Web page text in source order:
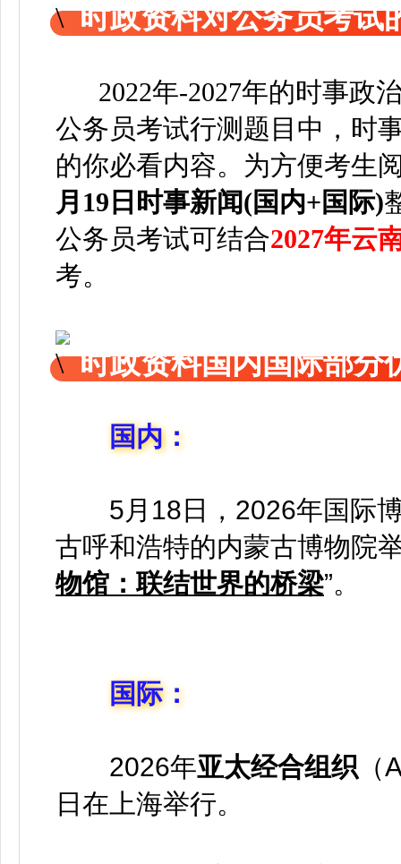
时政资料对公务员考试
2022年-2027年的时事政
公务员考试行测题目中，时
的你必看内容。为方便考生
月19日 时事新闻(国内+国际)
公务员考试可结合2027年云
考。
时政资料国内国际部分
国内：
5月18日，2026年国际
古呼和浩特的内蒙古博物院
物馆：联结世界的桥梁”。
国际：
2026年亚太经合组织
日在上海举行。